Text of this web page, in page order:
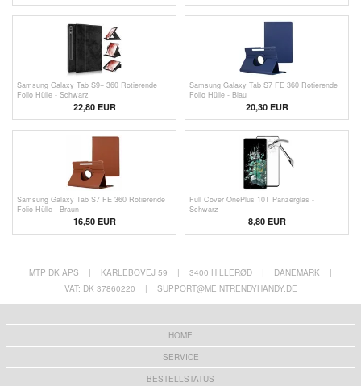
Samsung Galaxy Tab S9+ 360 Rotierende
Folio Hülle - Schwarz
22,80 EUR
Samsung Galaxy Tab S7 FE 360 Rotierende
Folio Hülle - Blau
20,30 EUR
Samsung Galaxy Tab S7 FE 360 Rotierende
Folio Hülle - Braun
16,50 EUR
Full Cover OnePlus 10T Panzerglas -
Schwarz
8,80 EUR
MTP DK APS | KARLEBOVEJ 59 | 3400 HILLERØD | DÄNEMARK
|
VAT: DK 37860220
| SUPPORT@MEINTRENDYHANDY.DE
HOME
SERVICE
BESTELLSTATUS